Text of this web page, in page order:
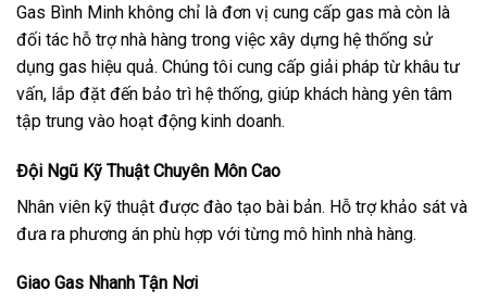
Gas Bình Minh không chỉ là đơn vị cung cấp gas mà còn là
đối tác hỗ trợ nhà hàng trong việc xây dựng hệ thống sử
dụng gas hiệu quả. Chúng tôi cung cấp giải pháp từ khâu tư
vấn, lắp đặt đến bảo trì hệ thống, giúp khách hàng yên tâm
tập trung vào hoạt động kinh doanh.
Đội Ngũ Kỹ Thuật Chuyên Môn Cao
Nhân viên kỹ thuật được đào tạo bài bản. Hỗ trợ khảo sát và
đưa ra phương án phù hợp với từng mô hình nhà hàng.
Giao Gas Nhanh Tận Nơi